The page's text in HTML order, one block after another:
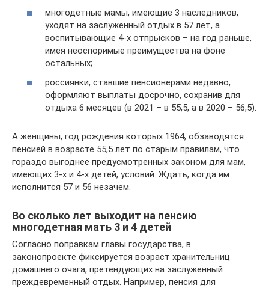
многодетные мамы, имеющие 3 наследников,
уходят на заслуженный отдых в 57 лет, а
воспитывающие 4-х отпрысков – на год раньше,
имея неоспоримые преимущества на фоне
остальных;
россиянки, ставшие пенсионерами недавно,
оформляют выплаты досрочно, сохранив для
отдыха 6 месяцев (в 2021 – в 55,5, а в 2020 – 56,5).
А женщины, год рождения которых 1964, обзаводятся
пенсией в возрасте 55,5 лет по старым правилам, что
гораздо выгоднее предусмотренных законом для мам,
имеющих 3-х и 4-х детей, условий. Ждать, когда им
исполнится 57 и 56 незачем.
Во сколько лет выходит на пенсию
многодетная мать 3 и 4 детей
Согласно поправкам главы государства, в
законопроекте фиксируется возраст хранительниц
домашнего очага, претендующих на заслуженный
преждевременный отдых. Например, пенсия для